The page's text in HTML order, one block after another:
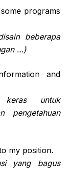
programs
beberapa
…)
and
keras untuk
pengetahuan
my position.
yang bagus